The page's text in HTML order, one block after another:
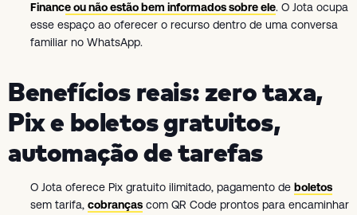
Finance ou não estão bem informados sobre ele. O Jota ocupa
esse espaço ao oferecer o recurso dentro de uma conversa
familiar no WhatsApp.
Benefícios reais: zero taxa,
Pix e boletos gratuitos,
automação de tarefas
O Jota oferece Pix gratuito ilimitado, pagamento de boletos
sem tarifa, cobranças com QR Code prontos para encaminhar